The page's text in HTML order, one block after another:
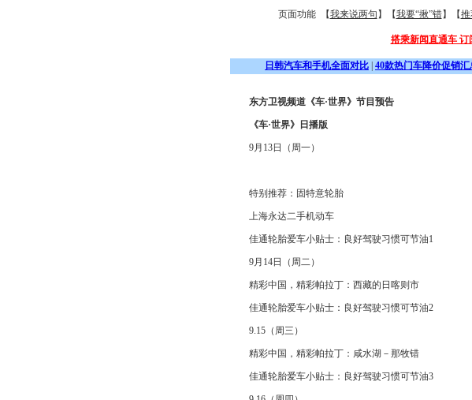
页面功能 【我来说两句 】【我要“揪”错】【推
搭乘新闻直通车 订
日韩汽车和手机全面对比 40款热门车降价促销汇
东方卫视频道《车·世界》节目预告
《车·世界》日播版
9月13日（周一）
特别推荐：固特意轮胎
上海永达二手机动车
佳通轮胎爱车小贴士：良好驾驶习惯可节油1
9月14日（周二）
精彩中国，精彩帕拉丁：西藏的日喀则市
佳通轮胎爱车小贴士：良好驾驶习惯可节油2
9.15（周三）
精彩中国，精彩帕拉丁：咸水湖－那牧错
佳通轮胎爱车小贴士：良好驾驶习惯可节油3